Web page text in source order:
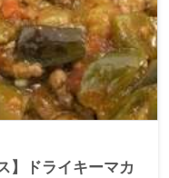
】ドライキーマカ